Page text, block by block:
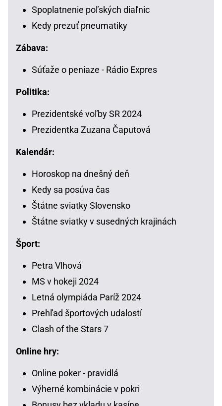
Spoplatnenie poľských diaľnic
Kedy prezuť pneumatiky
Zábava:
Súťaže o peniaze - Rádio Expres
Politika:
Prezidentské voľby SR 2024
Prezidentka Zuzana Čaputová
Kalendár:
Horoskop na dnešný deň
Kedy sa posúva čas
Štátne sviatky Slovensko
Štátne sviatky v susedných krajinách
Šport:
Petra Vlhová
MS v hokeji 2024
Letná olympiáda Paríž 2024
Prehľad športových udalostí
Clash of the Stars 7
Online hry:
Online poker - pravidlá
Výherné kombinácie v pokri